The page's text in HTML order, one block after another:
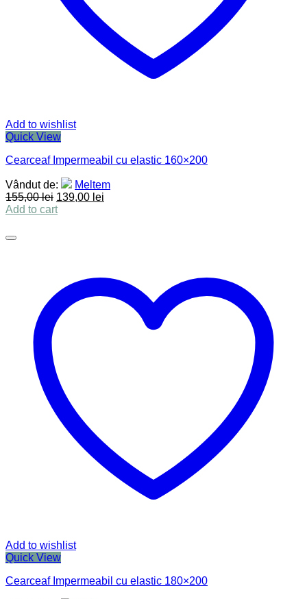
Add to wishlist
Quick View
Cearceaf Impermeabil cu elastic 160×200
Vândut de:
Meltem
155,00lei 139,00 lei
Add to cart
Add to wishlist
Quick View
Cearceaf Impermeabil cu elastic 180×200